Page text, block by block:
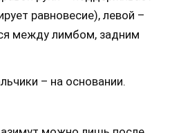
равновесие), левой –
между лимбом, задним
– на основании.